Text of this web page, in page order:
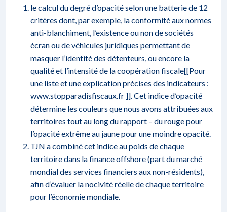
le calcul du degré d’opacité selon une batterie de 12
critères dont, par exemple, la conformité aux normes
anti-blanchiment, l’existence ou non de sociétés
écran ou de véhicules juridiques permettant de
masquer l’identité des détenteurs, ou encore la
qualité et l’intensité de la coopération fiscale[[Pour
une liste et une explication précises des indicateurs :
www.stopparadisfiscaux.fr ]]. Cet indice d’opacité
détermine les couleurs que nous avons attribuées aux
territoires tout au long du rapport – du rouge pour
l’opacité extrême au jaune pour une moindre opacité.
TJN a combiné cet indice au poids de chaque
territoire dans la finance offshore (part du marché
mondial des services financiers aux non-résidents),
afin d’évaluer la nocivité réelle de chaque territoire
pour l’économie mondiale.